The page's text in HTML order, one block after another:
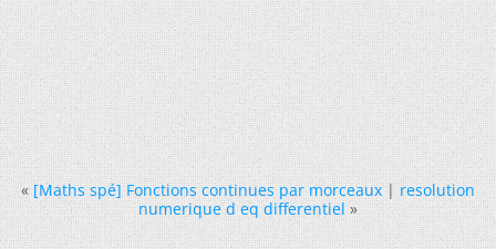
« [Maths spé] Fonctions continues par morceaux|resolution
numerique d eq differentiel »